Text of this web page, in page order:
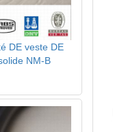
DE veste DE
NM-B